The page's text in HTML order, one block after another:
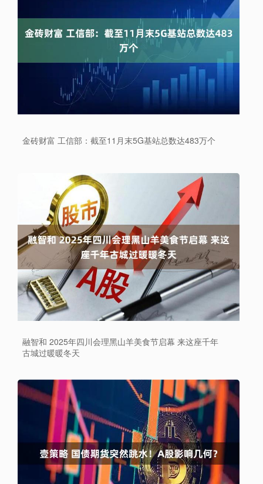
金砖财富 工信部：截至11月末5G基站总数达483万个
融智和 2025年四川会理黑山羊美食节启幕 来这座千年
古城过暖暖冬天